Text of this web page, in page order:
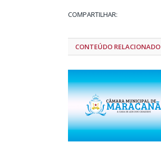
COMPARTILHAR:
CONTEÚDO RELACIONADO